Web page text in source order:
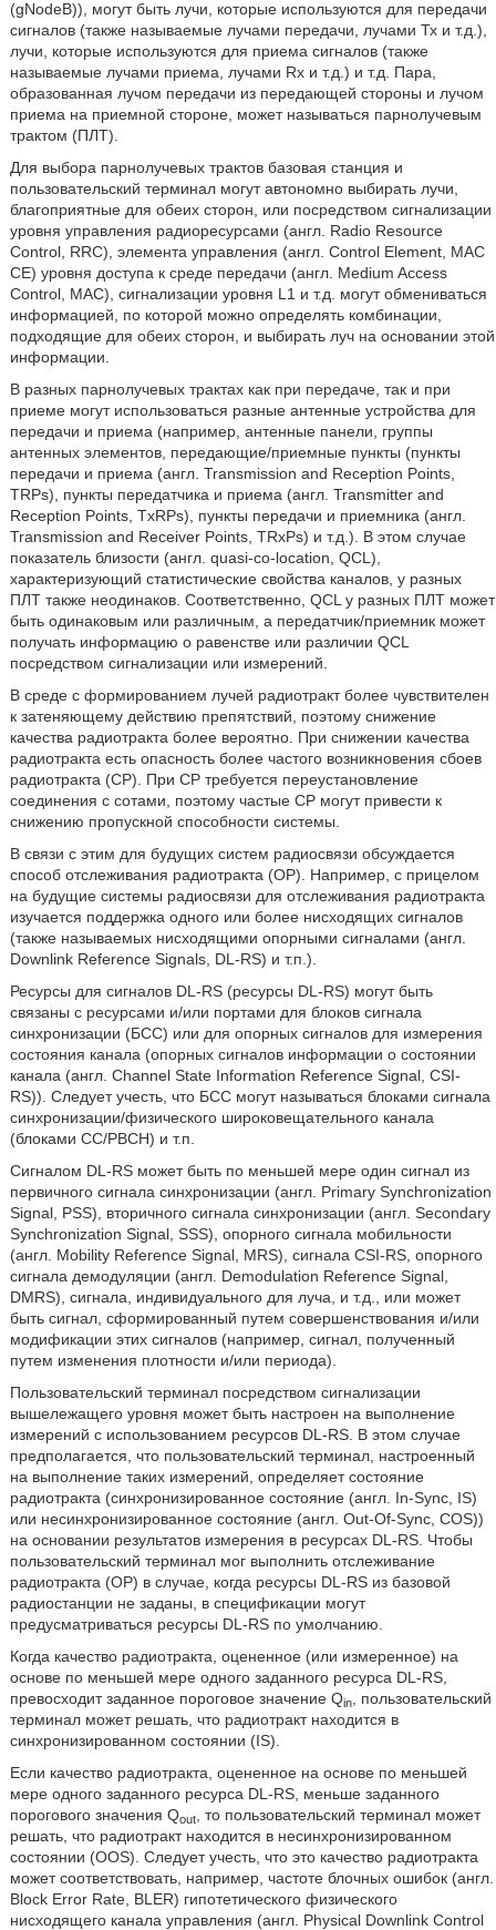
(gNodeB)), могут быть лучи, которые используются для передачи
сигналов (также называемые лучами передачи, лучами Тх и т.д.),
лучи, которые используются для приема сигналов (также
называемые лучами приема, лучами Rx и т.д.) и т.д. Пара,
образованная лучом передачи из передающей стороны и лучом
приема на приемной стороне, может называться парнолучевым
трактом (ПЛТ).
Для выбора парнолучевых трактов базовая станция и
пользовательский терминал могут автономно выбирать лучи,
благоприятные для обеих сторон, или посредством сигнализации
уровня управления радиоресурсами (англ. Radio Resource
Control, RRC), элемента управления (англ. Control Element, MAC
СЕ) уровня доступа к среде передачи (англ. Medium Access
Control, MAC), сигнализации уровня L1 и т.д. могут обмениваться
информацией, по которой можно определять комбинации,
подходящие для обеих сторон, и выбирать луч на основании этой
информации.
В разных парнолучевых трактах как при передаче, так и при
приеме могут использоваться разные антенные устройства для
передачи и приема (например, антенные панели, группы
антенных элементов, передающие/приемные пункты (пункты
передачи и приема (англ. Transmission and Reception Points,
TRPs), пункты передатчика и приема (англ. Transmitter and
Reception Points, TxRPs), пункты передачи и приемника (англ.
Transmission and Receiver Points, TRxPs) и т.д.). В этом случае
показатель близости (англ. quasi-co-location, QCL),
характеризующий статистические свойства каналов, у разных
ПЛТ также неодинаков. Соответственно, QCL у разных ПЛТ может
быть одинаковым или различным, а передатчик/приемник может
получать информацию о равенстве или различии QCL
посредством сигнализации или измерений.
В среде с формированием лучей радиотракт более чувствителен
к затеняющему действию препятствий, поэтому снижение
качества радиотракта более вероятно. При снижении качества
радиотракта есть опасность более частого возникновения сбоев
радиотракта (CP). При CP требуется переустановление
соединения с сотами, поэтому частые CP могут привести к
снижению пропускной способности системы.
В связи с этим для будущих систем радиосвязи обсуждается
способ отслеживания радиотракта (ОР). Например, с прицелом
на будущие системы радиосвязи для отслеживания радиотракта
изучается поддержка одного или более нисходящих сигналов
(также называемых нисходящими опорными сигналами (англ.
Downlink Reference Signals, DL-RS) и т.п.).
Ресурсы для сигналов DL-RS (ресурсы DL-RS) могут быть
связаны с ресурсами и/или портами для блоков сигнала
синхронизации (БСС) или для опорных сигналов для измерения
состояния канала (опорных сигналов информации о состоянии
канала (англ. Channel State Information Reference Signal, CSI-
RS)). Следует учесть, что БСС могут называться блоками сигнала
синхронизации/физического широковещательного канала
(блоками СС/РВСН) и т.п.
Сигналом DL-RS может быть по меньшей мере один сигнал из
первичного сигнала синхронизации (англ. Primary Synchronization
Signal, PSS), вторичного сигнала синхронизации (англ. Secondary
Synchronization Signal, SSS), опорного сигнала мобильности
(англ. Mobility Reference Signal, MRS), сигнала CSI-RS, опорного
сигнала демодуляции (англ. Demodulation Reference Signal,
DMRS), сигнала, индивидуального для луча, и т.д., или может
быть сигнал, сформированный путем совершенствования и/или
модификации этих сигналов (например, сигнал, полученный
путем изменения плотности и/или периода).
Пользовательский терминал посредством сигнализации
вышележащего уровня может быть настроен на выполнение
измерений с использованием ресурсов DL-RS. В этом случае
предполагается, что пользовательский терминал, настроенный
на выполнение таких измерений, определяет состояние
радиотракта (синхронизированное состояние (англ. In-Sync, IS)
или несинхронизированное состояние (англ. Out-Of-Sync, COS))
на основании результатов измерения в ресурсах DL-RS. Чтобы
пользовательский терминал мог выполнить отслеживание
радиотракта (ОР) в случае, когда ресурсы DL-RS из базовой
радиостанции не заданы, в спецификации могут
предусматриваться ресурсы DL-RS по умолчанию.
Когда качество радиотракта, оцененное (или измеренное) на
основе по меньшей мере одного заданного ресурса DL-RS,
превосходит заданное пороговое значение Qin, пользовательский
терминал может решать, что радиотракт находится в
синхронизированном состоянии (IS).
Если качество радиотракта, оцененное на основе по меньшей
мере одного заданного ресурса DL-RS, меньше заданного
порогового значения Qout, то пользовательский терминал может
решать, что радиотракт находится в несинхронизированном
состоянии (OOS). Следует учесть, что это качество радиотракта
может соответствовать, например, частоте блочных ошибок (англ.
Block Error Rate, BLER) гипотетического физического
нисходящего канала управления (англ. Physical Downlink Control